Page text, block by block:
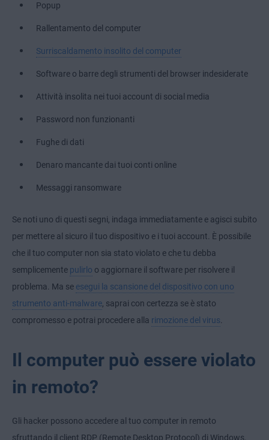
Popup
Rallentamento del computer
Surriscaldamento insolito del computer
Software o barre degli strumenti del browser indesiderate
Attività insolita nei tuoi account di social media
Password non funzionanti
Fughe di dati
Denaro mancante dai tuoi conti online
Messaggi ransomware
Se noti uno di questi segni, indaga immediatamente e agisci subito
per mettere al sicuro il tuo dispositivo e i tuoi account. È possibile
che il tuo computer non sia stato violato e che tu debba
semplicemente pulirlo o aggiornare il software per risolvere il
problema. Ma se esegui la scansione del dispositivo con uno
strumento anti-malware, saprai con certezza se è stato
compromesso e potrai procedere alla rimozione del virus.
Il computer può essere violato
in remoto?
Gli hacker possono accedere al tuo computer in remoto
sfruttando il client RDP (Remote Desktop Protocol) di Windows,